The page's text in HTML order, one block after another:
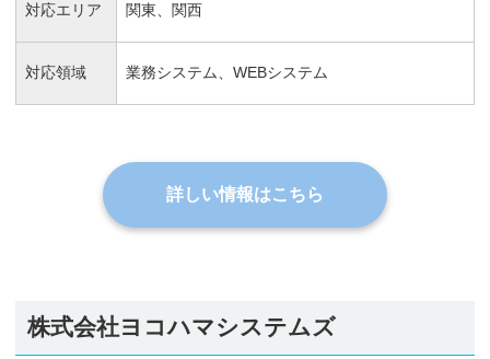
対応エリア 関東、関西
対応領域 業務システム、WEBシステム
詳しい情報はこちら
株式会社ヨコハマシステムズ